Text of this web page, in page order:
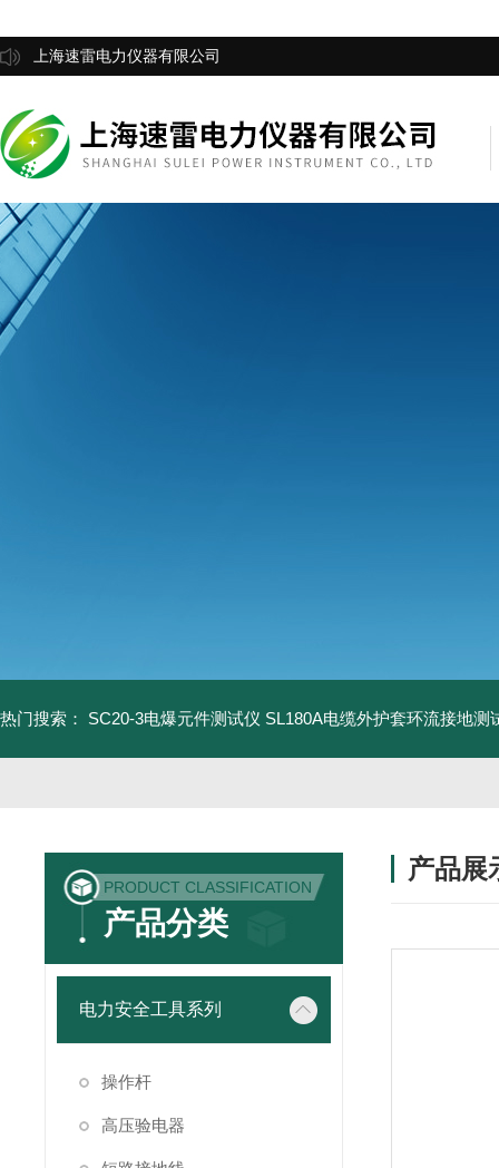
上海速雷电力仪器有限公司
热门搜索： SC20-3电爆元件测试仪 SL180A电缆外护套环流接地测
PRODUCT CLASSIFICATION
产品分类
电力安全工具系列
操作杆
高压验电器
产品展